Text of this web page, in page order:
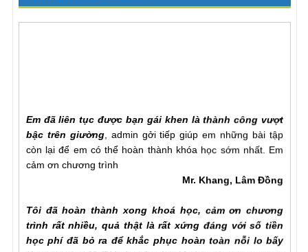
bậc trên giường, admin gởi tiếp giúp em những bài tập
còn lại để em có thể hoàn thành khóa học sớm nhất. Em
cảm ơn chương trình
trình rất nhiều, quả thật là rất xứng đáng với số tiền
học phí đã bỏ ra để khắc phục hoàn toàn nỗi lo bấy
lâu nay của tôi. Tôi xin có một vài chia sẻ cùng ae học